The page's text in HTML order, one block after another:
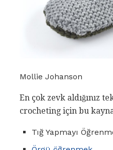
Mollie Johanson
En çok zevk aldığınız
crocheting için bu
Tığ Yapmayı